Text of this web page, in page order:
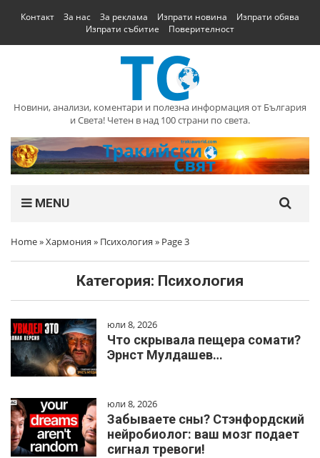
Контакт За нас За реклама Изпрати новина
Изпрати обява
Изпрати събитие
Поверителност
Новини, анализи, коментари и полезна информация от България
и Света! Четен в над 100 страни по света.
MENU
Home»Хармония » Психология » Page 3
Категория: Психология
юли 8, 2026
Что скрывала пещера сомати?
Эрнст Мулдашев…
юли 8, 2026
Забываете сны? Стэнфордский
нейробиолог: ваш мозг подает
сигнал тревоги!